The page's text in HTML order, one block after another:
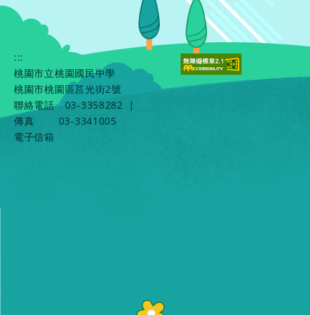
:::
桃園市立桃園國民中學
桃園市桃園區莒光街2號
聯絡電話
03-3358282
|
傳真
03-3341005
電子信箱